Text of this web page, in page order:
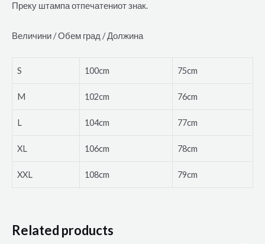
Преку штампа отпечатениот знак.
Величини / Обем град / Должина
S 100cm 75cm
M 102cm 76cm
L 104cm 77cm
XL 106cm 78cm
XXL 108cm 79cm
Related products